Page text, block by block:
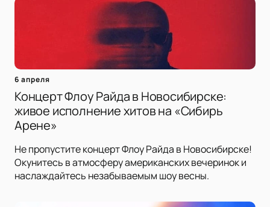
6 апреля
Концерт Флоу Райда в Новосибирске:
живое исполнение хитов на «Сибирь
Арене»
Не пропустите концерт Флоу Райда в Новосибирске!
Окунитесь в атмосферу американских вечеринок и
наслаждайтесь незабываемым шоу весны.